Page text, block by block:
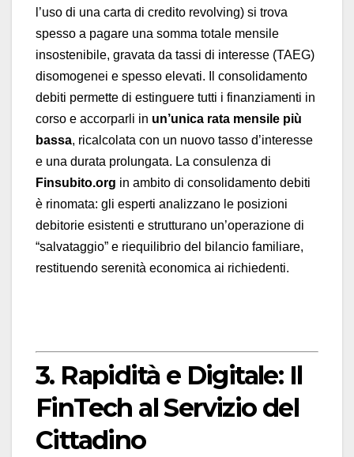
l’uso di una carta di credito revolving) si trova
spesso a pagare una somma totale mensile
insostenibile, gravata da tassi di interesse (TAEG)
disomogenei e spesso elevati. Il consolidamento
debiti permette di estinguere tutti i finanziamenti in
corso e accorparli in un’unica rata mensile più
bassa, ricalcolata con un nuovo tasso d’interesse
e una durata prolungata. La consulenza di
Finsubito.org in ambito di consolidamento debiti
è rinomata: gli esperti analizzano le posizioni
debitorie esistenti e strutturano un’operazione di
“salvataggio” e riequilibrio del bilancio familiare,
restituendo serenità economica ai richiedenti.
3. Rapidità e Digitale: Il
FinTech al Servizio del
Cittadino